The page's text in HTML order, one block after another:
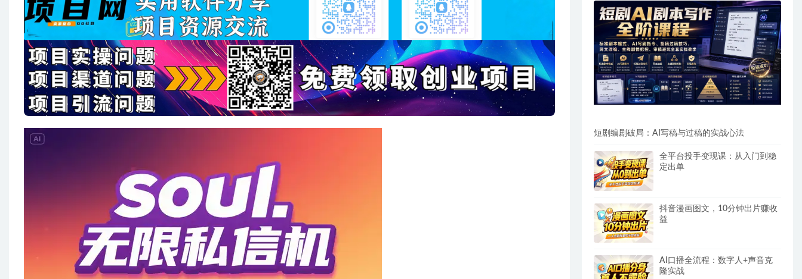
短剧编剧破局：AI写稿与过稿的实战心法
全平台投手变现课：从入门到稳
定出单
抖音漫画图文，10分钟出片赚收
益
AI口播全流程：数字人+声音克
隆实战